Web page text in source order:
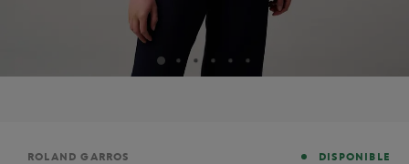
Marque
ROLAND GARROS DISPONIBLE